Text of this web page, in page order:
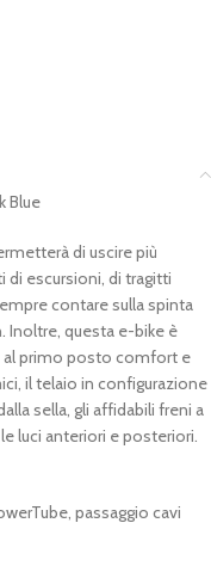
Blue
di uscire più
di escursioni, di tragitti
contare sulla spinta
Inoltre, questa e-bike è
primo posto comfort e
il telaio in configurazione
sella, gli affidabili freni a
luci anteriori e posteriori.
passaggio cavi